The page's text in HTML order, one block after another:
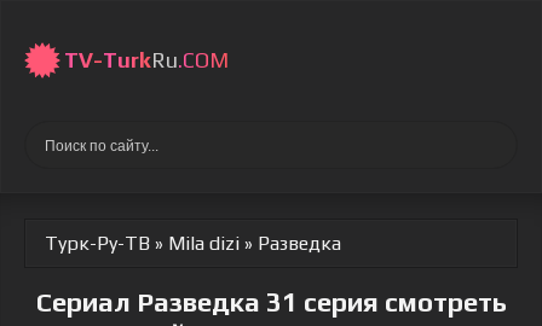
TV-TurkRu.COM
Турк-Ру-ТВ » Mila dizi » Разведка
Сериал Разведка 31 серия смотреть